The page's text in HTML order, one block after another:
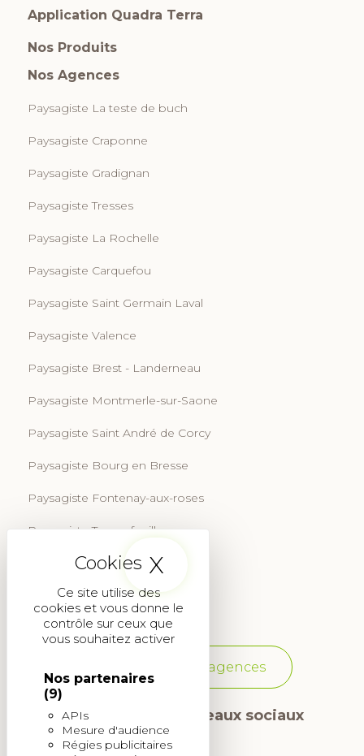
Ce site utilise des
cookies et vous donne le
contrôle sur ceux que
vous souhaitez activer
Nos partenaires
(9)
APIs
Mesure d'audience
Régies publicitaires
X
Application Quadra Terra
Nos Produits
Nos Agences
Paysagiste La teste de buch
Paysagiste Craponne
Paysagiste Gradignan
Paysagiste Tresses
Paysagiste La Rochelle
Paysagiste Carquefou
Paysagiste Saint Germain Laval
Paysagiste Valence
Paysagiste Brest - Landerneau
Paysagiste Montmerle-sur-Saone
Paysagiste Saint André de Corcy
Paysagiste Bourg en Bresse
Paysagiste Fontenay-aux-roses
Paysagiste Tournefeuille
Paysagiste Aix-en-Provence
Paysagiste Martignas-sur-Jalle
Voir toutes les agences
Suivez-nous sur les réseaux sociaux